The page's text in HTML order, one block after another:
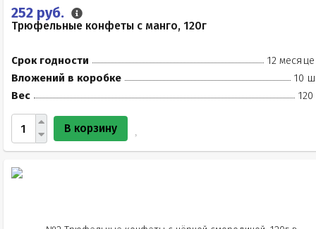
252 руб.
Трюфельные конфеты с манго, 120г
Срок годности
12
Вложений в коробке
10
Вес
120
В корзину